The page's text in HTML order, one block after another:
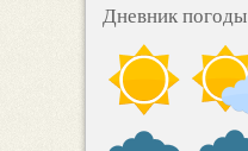
Дневник погоды